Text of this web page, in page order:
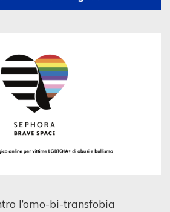
l’omo-bi-transfobia